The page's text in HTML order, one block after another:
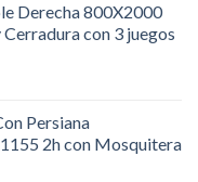
Derecha 800X2000
con 3 juegos
Persiana
2h con Mosquitera